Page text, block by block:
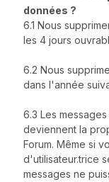
données ?
6.1 Nous
les 4 jours
6.2 Nous
dans l'année
6.3 Les
deviennent la
Forum. Même si
d'utilisateur.trice
messages ne